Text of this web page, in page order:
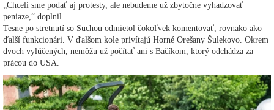
„Chceli sme podať aj protesty, ale nebudeme už zbytočne vyhadzovať
peniaze,“ doplnil.
Tesne po stretnutí so Suchou odmietol čokoľvek komentovať, rovnako ako
ďalší funkcionári. V ďalšom kole privítajú Horné Orešany Šulekovo. Okrem
dvoch vylúčených, nemôžu už počítať ani s Bačíkom, ktorý odchádza za
prácou do USA.